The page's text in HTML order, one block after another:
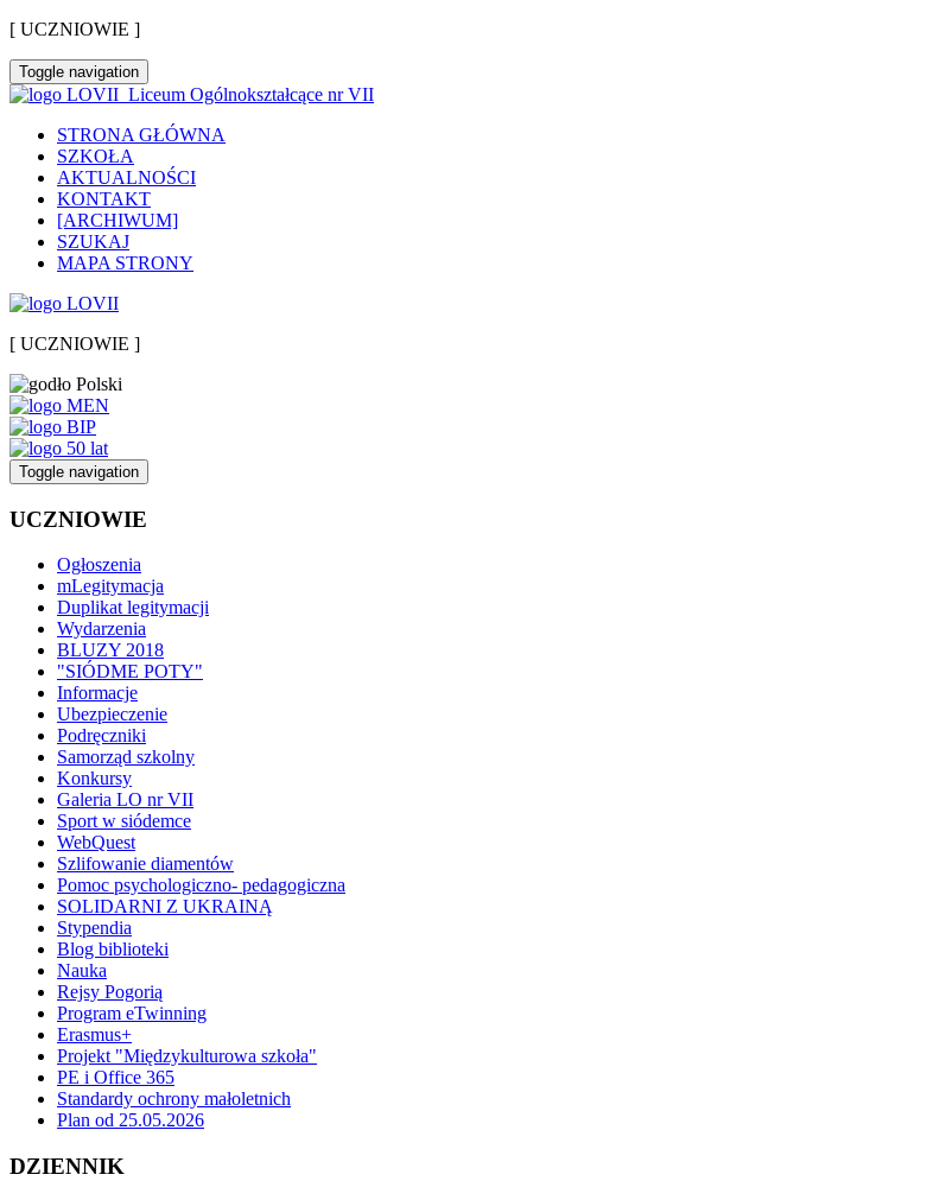
[ UCZNIOWIE ]
Toggle navigation
Liceum Ogólnokształcące nr VII
STRONA GŁÓWNA
SZKOŁA
AKTUALNOŚCI
KONTAKT
[ARCHIWUM]
SZUKAJ
MAPA STRONY
[ UCZNIOWIE ]
Toggle navigation
UCZNIOWIE
Ogłoszenia
mLegitymacja
Duplikat legitymacji
Wydarzenia
BLUZY 2018
"SIÓDME POTY"
Informacje
Ubezpieczenie
Podręczniki
Samorząd szkolny
Konkursy
Galeria LO nr VII
Sport w siódemce
WebQuest
Szlifowanie diamentów
Pomoc psychologiczno- pedagogiczna
SOLIDARNI Z UKRAINĄ
Stypendia
Blog biblioteki
Nauka
Rejsy Pogorią
Program eTwinning
Erasmus+
Projekt "Międzykulturowa szkoła"
PE i Office 365
Standardy ochrony małoletnich
Plan od 25.05.2026
DZIENNIK